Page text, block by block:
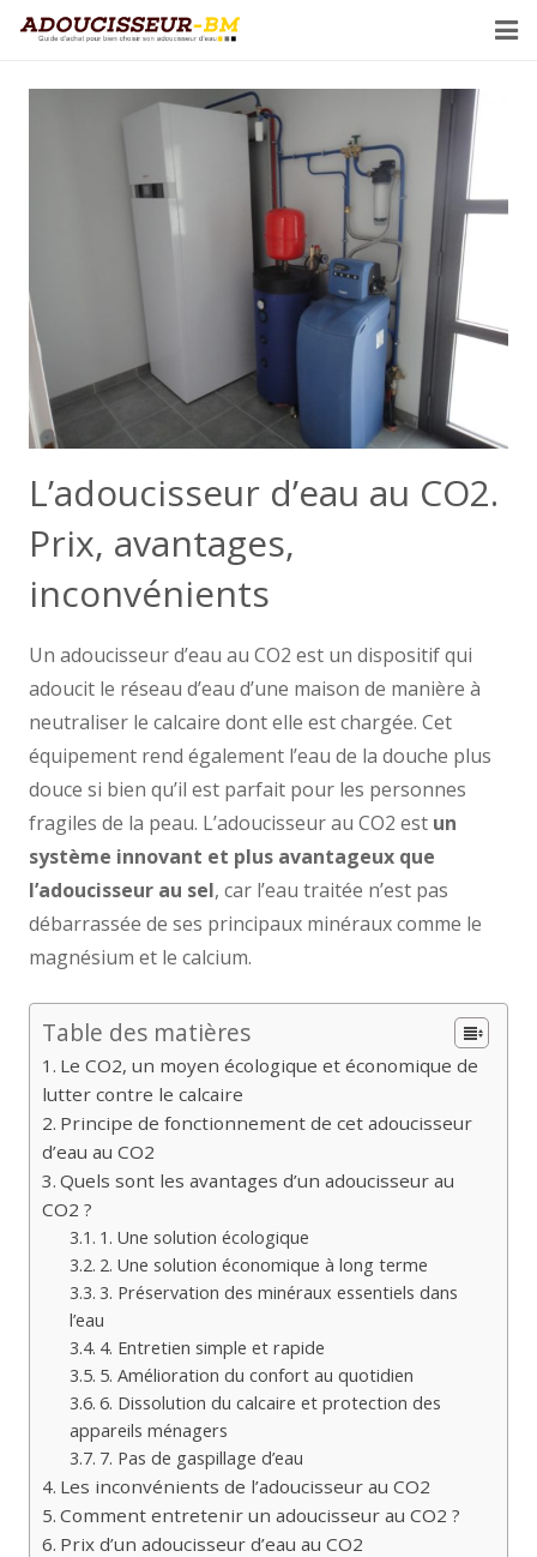
Adoucisseur d’eau
L’adoucisseur d’eau au CO2.
Prix, avantages,
inconvénients
Un adoucisseur d’eau au CO2 est un dispositif qui
adoucit le réseau d’eau d’une maison de manière à
neutraliser le calcaire dont elle est chargée. Cet
équipement rend également l’eau de la douche plus
douce si bien qu’il est parfait pour les personnes
fragiles de la peau. L’adoucisseur au CO2 est un
système innovant et plus avantageux que
l’adoucisseur au sel, car l’eau traitée n’est pas
débarrassée de ses principaux minéraux comme le
magnésium et le calcium.
Table des matières
Le CO2, un moyen écologique et économique de
lutter contre le calcaire
Principe de fonctionnement de cet adoucisseur
d’eau au CO2
Quels sont les avantages d’un adoucisseur au
CO2 ?
1. Une solution écologique
2. Une solution économique à long terme
3. Préservation des minéraux essentiels dans
l’eau
4. Entretien simple et rapide
5. Amélioration du confort au quotidien
6. Dissolution du calcaire et protection des
appareils ménagers
7. Pas de gaspillage d’eau
Les inconvénients de l’adoucisseur au CO2
Comment entretenir un adoucisseur au CO2 ?
Prix d’un adoucisseur d’eau au CO2